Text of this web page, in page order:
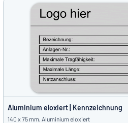
Aluminium eloxiert | Kennzeichnung
140 x 75 mm, Aluminium eloxiert